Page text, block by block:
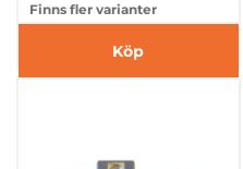
Finns fler varianter
Köp